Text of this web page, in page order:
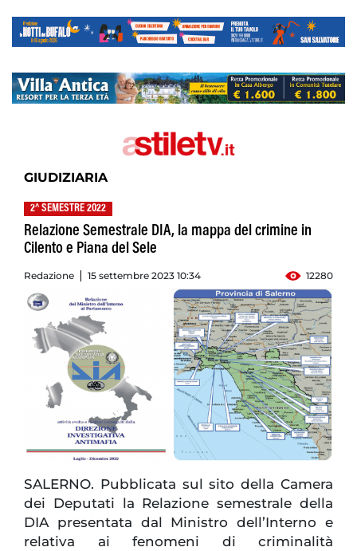
GIUDIZIARIA
2^ SEMESTRE 2022
Relazione Semestrale DIA, la mappa del crimine in
Cilento e Piana del Sele
Redazione 15 settembre 2023 10:34 12280
SALERNO. Pubblicata sul sito della Camera
dei Deputati la Relazione semestrale della
DIA presentata dal Ministro dell’Interno e
relativa ai fenomeni di criminalità